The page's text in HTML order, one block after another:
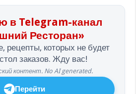
в Telegram-канал
Ресторан»
которых не будет
заказов. Жду вас!
контент. No AI generated.
Перейти